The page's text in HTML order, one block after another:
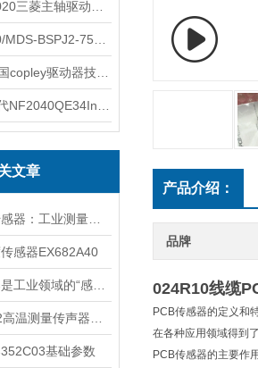
文章
感器EX682A40
基础参数
产品介绍：
品牌
024R10线缆
PCB传感器的定义和
在各种应用领域得到
PCB传感器的主要作